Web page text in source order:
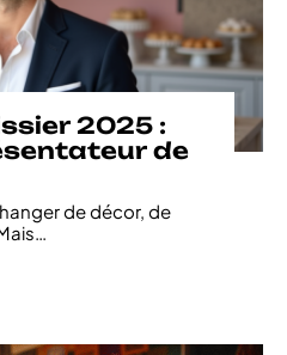
2025 :
de
de décor, de
…